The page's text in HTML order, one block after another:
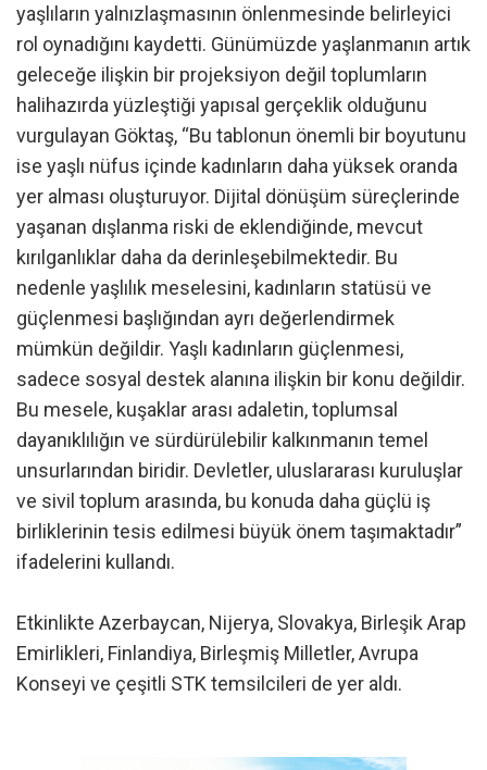
yaşlıların yalnızlaşmasının önlenmesinde belirleyici
rol oynadığını kaydetti. Günümüzde yaşlanmanın artık
geleceğe ilişkin bir projeksiyon değil toplumların
halihazırda yüzleştiği yapısal gerçeklik olduğunu
vurgulayan Göktaş, “Bu tablonun önemli bir boyutunu
ise yaşlı nüfus içinde kadınların daha yüksek oranda
yer alması oluşturuyor. Dijital dönüşüm süreçlerinde
yaşanan dışlanma riski de eklendiğinde, mevcut
kırılganlıklar daha da derinleşebilmektedir. Bu
nedenle yaşlılık meselesini, kadınların statüsü ve
güçlenmesi başlığından ayrı değerlendirmek
mümkün değildir. Yaşlı kadınların güçlenmesi,
sadece sosyal destek alanına ilişkin bir konu değildir.
Bu mesele, kuşaklar arası adaletin, toplumsal
dayanıklılığın ve sürdürülebilir kalkınmanın temel
unsurlarından biridir. Devletler, uluslararası kuruluşlar
ve sivil toplum arasında, bu konuda daha güçlü iş
birliklerinin tesis edilmesi büyük önem taşımaktadır”
ifadelerini kullandı.
Etkinlikte Azerbaycan, Nijerya, Slovakya, Birleşik Arap
Emirlikleri, Finlandiya, Birleşmiş Milletler, Avrupa
Konseyi ve çeşitli STK temsilcileri de yer aldı.